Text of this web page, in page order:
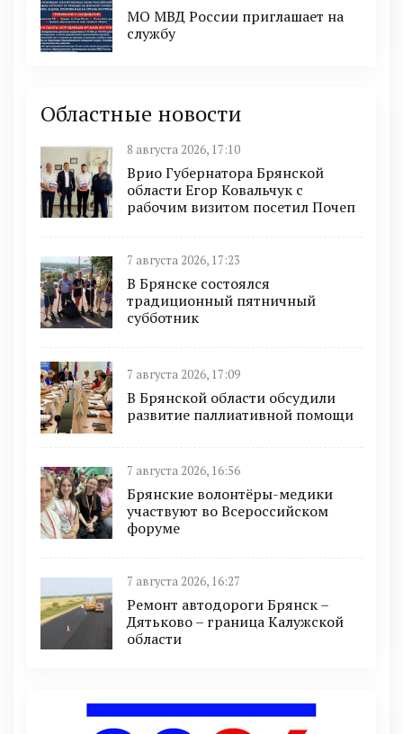
МО МВД России приглашает на
службу
Областные новости
8 августа 2026, 17:10
Врио Губернатора Брянской
области Егор Ковальчук с
рабочим визитом посетил Почеп
7 августа 2026, 17:23
В Брянске состоялся
традиционный пятничный
субботник
7 августа 2026, 17:09
В Брянской области обсудили
развитие паллиативной помощи
7 августа 2026, 16:56
Брянские волонтёры-медики
участвуют во Всероссийском
форуме
7 августа 2026, 16:27
Ремонт автодороги Брянск –
Дятьково – граница Калужской
области